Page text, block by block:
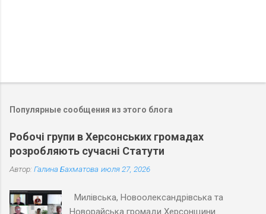
р
в
и
т
к
м
м
Популярные сообщения из этого блога
Робочі групи в Херсонських громадах
розробляють сучасні Статути
Автор: Галина Бахматова июля 27, 2026
Милівська, Новоолександрівська та
Новорайська громади Херсонщини